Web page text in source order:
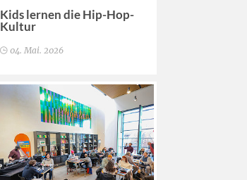
Kids lernen die Hip-Hop-
Kultur
04. Mai. 2026